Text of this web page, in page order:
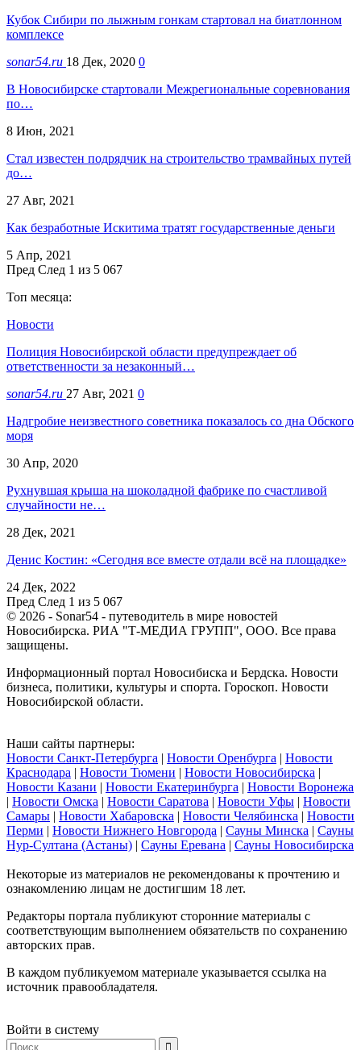
Кубок Сибири по лыжным гонкам стартовал на биатлонном
комплексе
sonar54.ru 18 Дек, 2020 0
В Новосибирске стартовали Межрегиональные соревнования
по…
8 Июн, 2021
Стал известен подрядчик на строительство трамвайных путей
до…
27 Авг, 2021
Как безработные Искитима тратят государственные деньги
5 Апр, 2021
Пред След 1 из 5 067
Топ месяца:
Новости
Полиция Новосибирской области предупреждает об
ответственности за незаконный…
sonar54.ru 27 Авг, 2021 0
Надгробие неизвестного советника показалось со дна Обского
моря
30 Апр, 2020
Рухнувшая крыша на шоколадной фабрике по счастливой
случайности не…
28 Дек, 2021
Денис Костин: «Сегодня все вместе отдали всё на площадке»
24 Дек, 2022
Пред След 1 из 5 067
© 2026 - Sonar54 - путеводитель в мире новостей
Новосибирска. РИА "Т-МЕДИА ГРУПП", ООО. Все права
защищены.
Информационный портал Новосибиска и Бердска. Новости
бизнеса, политики, культуры и спорта. Гороскоп. Новости
Новосибирской области.
Наши сайты партнеры:
Новости Санкт-Петербурга | Новости Оренбурга | Новости
Краснодара | Новости Тюмени | Новости Новосибирска |
Новости Казани | Новости Екатеринбурга | Новости Воронежа
| Новости Омска | Новости Саратова | Новости Уфы | Новости
Самары | Новости Хабаровска | Новости Челябинска | Новости
Перми | Новости Нижнего Новгорода | Сауны Минска | Сауны
Нур-Султана (Астаны) | Сауны Еревана | Сауны Новосибирска
Некоторые из материалов не рекомендованы к прочтению и
ознакомлению лицам не достигшим 18 лет.
Редакторы портала публикуют сторонние материалы с
соответствующим выполнением обязательств по сохранению
авторских прав.
В каждом публикуемом материале указывается ссылка на
источник правообладателя.
Войти в систему